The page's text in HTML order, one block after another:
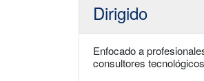
Dirigido
Enfocado a
consultores